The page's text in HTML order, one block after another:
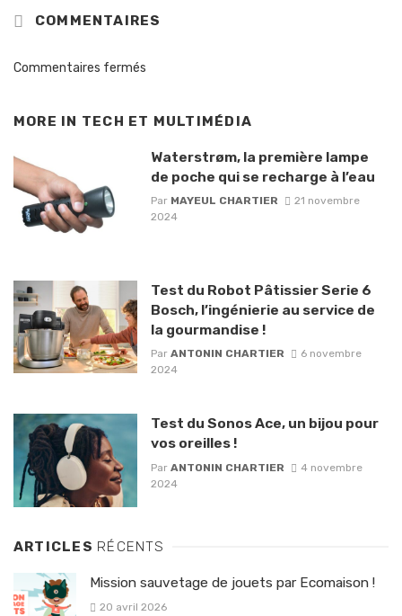
COMMENTAIRES
Commentaires fermés
MORE IN TECH ET MULTIMÉDIA
Waterstrøm, la première lampe
de poche qui se recharge à l’eau
Par MAYEUL CHARTIER
21 novembre
2024
Test du Robot Pâtissier Serie 6
Bosch, l’ingénierie au service de
la gourmandise !
Par ANTONIN CHARTIER
6 novembre
2024
Test du Sonos Ace, un bijou pour
vos oreilles !
Par ANTONIN CHARTIER
4 novembre
2024
ARTICLES RÉCENTS
Mission sauvetage de jouets par Ecomaison !
20 avril 2026